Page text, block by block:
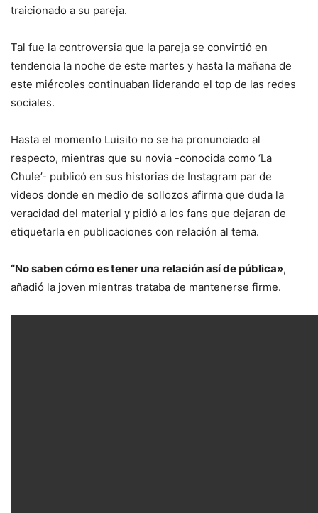
traicionado a su pareja.
Tal fue la controversia que la pareja se convirtió en
tendencia la noche de este martes y hasta la mañana de
este miércoles continuaban liderando el top de las redes
sociales.
Hasta el momento Luisito no se ha pronunciado al
respecto, mientras que su novia -conocida como ‘La
Chule’- publicó en sus historias de Instagram par de
videos donde en medio de sollozos afirma que duda la
veracidad del material y pidió a los fans que dejaran de
etiquetarla en publicaciones con relación al tema.
“No saben cómo es tener una relación así de pública»,
añadió la joven mientras trataba de mantenerse firme.